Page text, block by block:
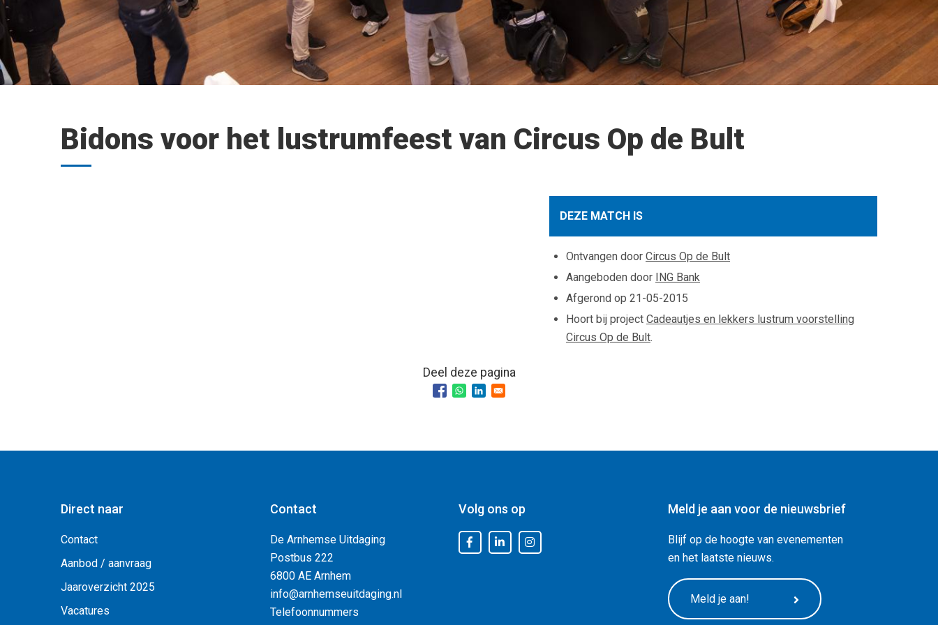
Bidons voor het lustrumfeest van Circus Op de Bult
DEZE MATCH IS
Ontvangen door Circus Op de Bult
Aangeboden door ING Bank
Afgerond op 21-05-2015
Hoort bij project Cadeautjes en lekkers lustrum voorstelling
Circus Op de Bult.
Deel deze pagina
Direct naar
Contact
Aanbod / aanvraag
Jaaroverzicht 2025
Vacatures
Contact
De Arnhemse Uitdaging
Postbus 222
6800 AE Arnhem
info@arnhemseuitdaging.nl
Telefoonnummers
Volg ons op Meld je aan voor de nieuwsbrief
Blijf op de hoogte van evenementen
en het laatste nieuws.
Meld je aan!